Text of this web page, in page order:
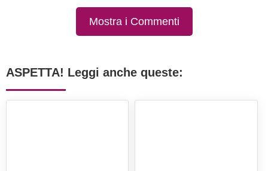
Mostra i Commenti
ASPETTA! Leggi anche queste: